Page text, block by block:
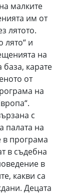
малките
им от
лятото.
лято“ и
на
карате
от
на
с
палата на
програма
в съдебна
в
какви са
Децата